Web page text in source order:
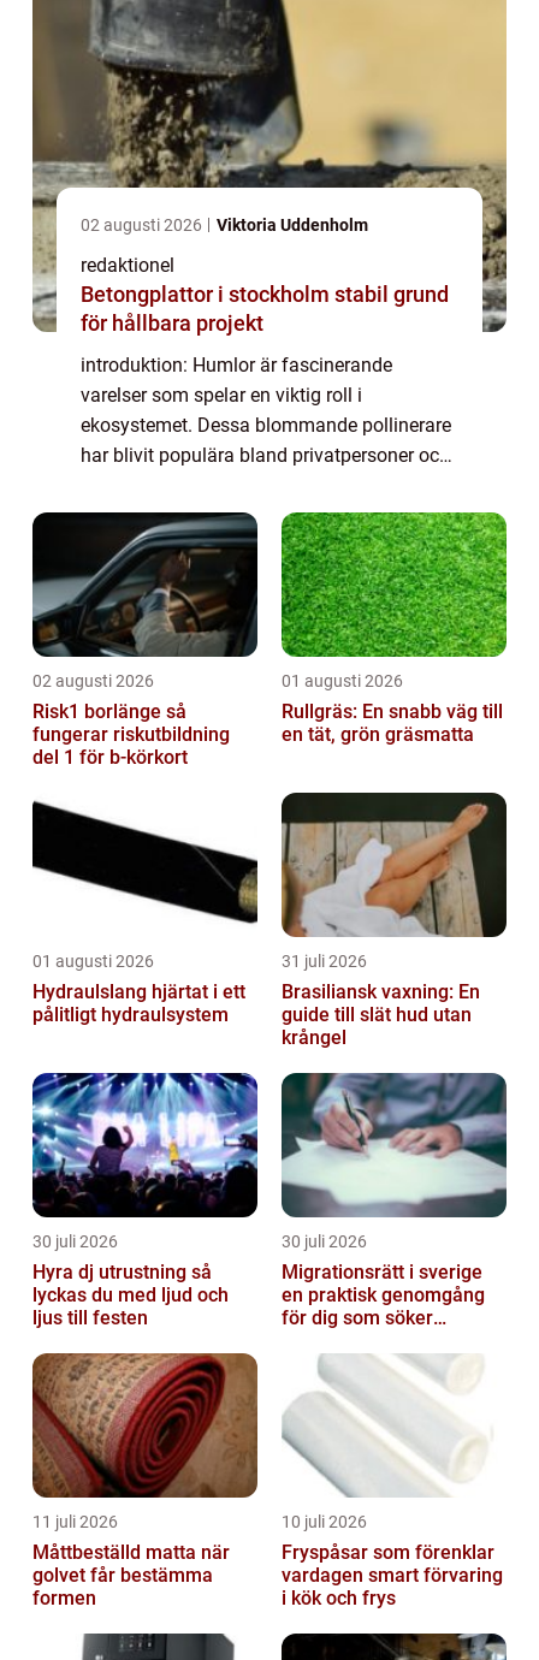
02 augusti 2026 Viktoria Uddenholm
redaktionel
Betongplattor i stockholm stabil grund
för hållbara projekt
introduktion: Humlor är fascinerande
varelser som spelar en viktig roll i
ekosystemet. Dessa blommande pollinerare
har blivit populära bland privatpersoner och
ger en grundlig översikt över fakta om
humlo...
02 augusti 2026
Risk1 borlänge så
fungerar riskutbildning
del 1 för b-körkort
01 augusti 2026
Rullgräs: En snabb väg till
en tät, grön gräsmatta
01 augusti 2026
Hydraulslang hjärtat i ett
pålitligt hydraulsystem
31 juli 2026
Brasiliansk vaxning: En
guide till slät hud utan
krångel
30 juli 2026
Hyra dj utrustning så
lyckas du med ljud och
ljus till festen
30 juli 2026
Migrationsrätt i sverige
en praktisk genomgång
för dig som söker
11 juli 2026
Måttbeställd matta när
golvet får bestämma
formen
10 juli 2026
Fryspåsar som förenklar
vardagen smart förvaring
i kök och frys